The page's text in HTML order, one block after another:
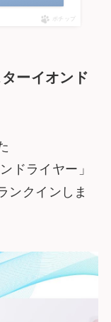
ポチップ
ーイオンド
ドライヤー」
ンクインしま